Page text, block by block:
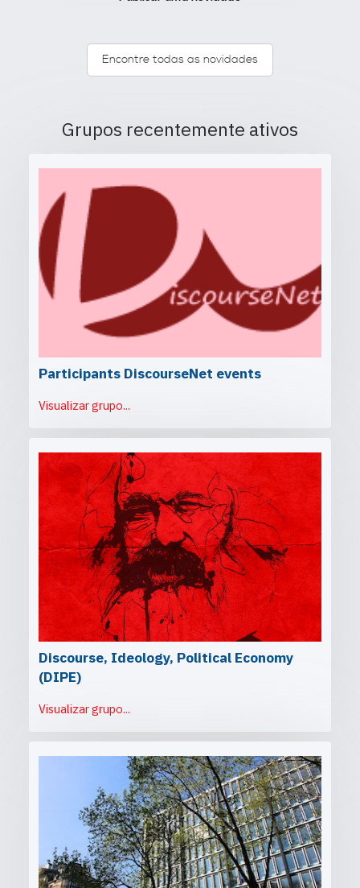
Encontre todas as novidades
Grupos recentemente ativos
Participants DiscourseNet events
Visualizar grupo...
Discourse, Ideology, Political Economy
(DIPE)
Visualizar grupo...